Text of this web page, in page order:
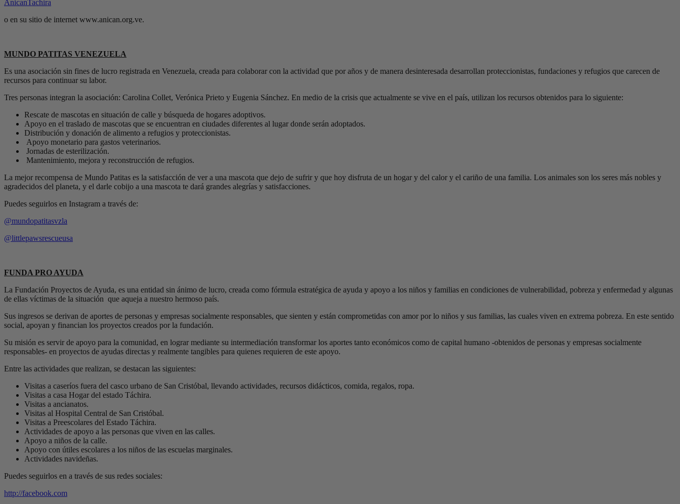
AnicanTachira
o en su sitio de internet www.anican.org.ve.
MUNDO PATITAS VENEZUELA
Es una asociación sin fines de lucro registrada en Venezuela, creada para colaborar con la actividad que por años y de manera desinteresada desarrollan proteccionistas, fundaciones y refugios que carecen de
recursos para continuar su labor.
Tres personas integran la asociación: Carolina Collet, Verónica Prieto y Eugenia Sánchez. En medio de la crisis que actualmente se vive en el país, utilizan los recursos obtenidos para lo siguiente:
Rescate de mascotas en situación de calle y búsqueda de hogares adoptivos.
Apoyo en el traslado de mascotas que se encuentran en ciudades diferentes al lugar donde serán adoptados.
Distribución y donación de alimento a refugios y proteccionistas.
Apoyo monetario para gastos veterinarios.
Jornadas de esterilización.
Mantenimiento, mejora y reconstrucción de refugios.
La mejor recompensa de Mundo Patitas es la satisfacción de ver a una mascota que dejo de sufrir y que hoy disfruta de un hogar y del calor y el cariño de una familia. Los animales son los seres más nobles y
agradecidos del planeta, y el darle cobijo a una mascota te dará grandes alegrías y satisfacciones.
Puedes seguirlos en Instagram a través de:
@mundopatitasvzla
@littlepawsrescueusa
FUNDA PRO AYUDA
La Fundación Proyectos de Ayuda, es una entidad sin ánimo de lucro, creada como fórmula estratégica de ayuda y apoyo a los niños y familias en condiciones de vulnerabilidad, pobreza y enfermedad y algunas
de ellas víctimas de la situación que aqueja a nuestro hermoso país.
Sus ingresos se derivan de aportes de personas y empresas socialmente responsables, que sienten y están comprometidas con amor por lo niños y sus familias, las cuales viven en extrema pobreza. En este sentido
social, apoyan y financian los proyectos creados por la fundación.
Su misión es servir de apoyo para la comunidad, en lograr mediante su intermediación transformar los aportes tanto económicos como de capital humano -obtenidos de personas y empresas socialmente
responsables- en proyectos de ayudas directas y realmente tangibles para quienes requieren de este apoyo.
Entre las actividades que realizan, se destacan las siguientes:
Visitas a caseríos fuera del casco urbano de San Cristóbal, llevando actividades, recursos didácticos, comida, regalos, ropa.
Visitas a casa Hogar del estado Táchira.
Visitas a ancianatos.
Visitas al Hospital Central de San Cristóbal.
Visitas a Preescolares del Estado Táchira.
Actividades de apoyo a las personas que viven en las calles.
Apoyo a niños de la calle.
Apoyo con útiles escolares a los niños de las escuelas marginales.
Actividades navideñas.
Puedes seguirlos en a través de sus redes sociales:
http://facebook.com